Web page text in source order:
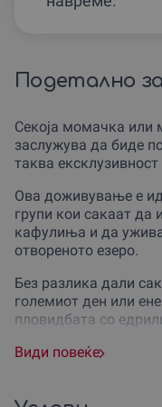
Подетално
Секоја момачка или
заслужува да биде
таква
Ова доживување е
групи кои сакаат да
кафулиња и да
отвореното езеро.
Без разлика дали
големиот ден или
пловидбата со
Со избирање на оваа
Види повеќе